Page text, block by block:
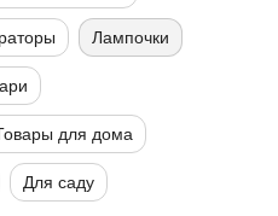
Лампочки
для дома
Для саду